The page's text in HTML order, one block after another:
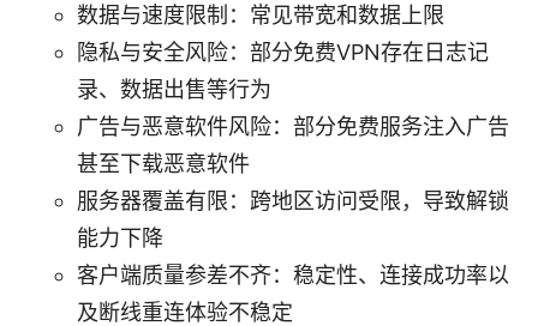
数据与速度限制：常见带宽和数据上限
隐私与安全风险：部分免费VPN存在日志记
录、数据出售等行为
广告与恶意软件风险：部分免费服务注入广告
甚至下载恶意软件
服务器覆盖有限：跨地区访问受限，导致解锁
能力下降
客户端质量参差不齐：稳定性、连接成功率以
及断线重连体验不稳定